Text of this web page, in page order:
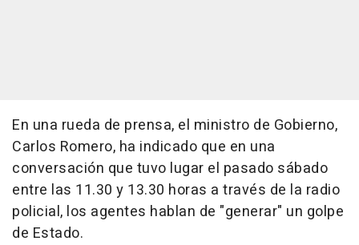
En una rueda de prensa, el ministro de Gobierno,
Carlos Romero, ha indicado que en una
conversación que tuvo lugar el pasado sábado
entre las 11.30 y 13.30 horas a través de la radio
policial, los agentes hablan de "generar" un golpe
de Estado.